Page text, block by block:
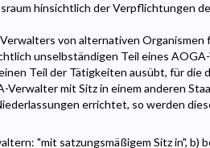
hinsichtlich der Verpflichtungen
von alternativen Organismen
unselbständigen Teil eines
Teil der Tätigkeiten ausübt, für die
mit Sitz in einem anderen
errichtet, so werden
"mit satzungsmäßigem Sitz in",